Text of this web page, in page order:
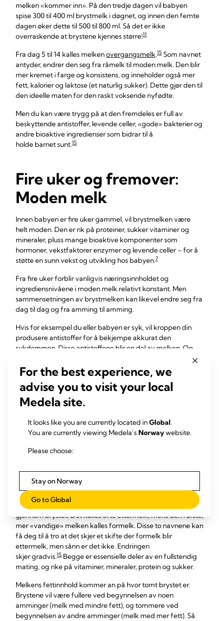
melken «kommer inn». På den tredje dagen vil babyen
spise 300 til 400 ml brystmelk i døgnet, og innen den femte
dagen øker dette til 500 til 800 ml. Så det er ikke
overraskende at brystene kjennes større!11
Fra dag 5 til 14 kalles melkenovergangsmelk.15 Som navnet
antyder, endrer den seg fra råmelk til moden melk. Den blir
mer kremet i farge og konsistens, og inneholder også mer
fett, kalorier og laktose (et naturlig sukker). Dette gjør den til
den ideelle maten for den raskt voksende nyfødte.
Men du kan være trygg på at den fremdeles er full av
beskyttende antistoffer, levende celler, «gode» bakterier og
andre bioaktive ingredienser som bidrar til å
holde barnet sunt.15
Fire uker og fremover:
Moden melk
Innen babyen er fire uker gammel, vil brystmelken være
helt moden. Den er rik på proteiner, sukker vitaminer og
mineraler, pluss mange bioaktive komponenter som
hormoner, vekstfaktorer enzymer og levende celler – for å
støtte en sunn vekst og utvikling hos babyen.7
Fra fire uker forblir vanligvis næringsinnholdet og
ingrediensnivåene i moden melk relativt konstant. Men
sammensetningen av brystmelken kan likevel endre seg fra
dag til dag og fra amming til amming.
Hvis for eksempel du eller babyen er syk, vil kroppen din
produsere antistoffer for å bekjempe akkurat den
sykdommen. Disse antistoffene blir en del av melken. Og
munnen, vil nivåene av beskyttende, bakteriebekjempende
enzymer i melken øke. 16Denne variasjonen i brystmelkens
sammensetning viser hvordan den tilpasser seg babyens
skiftende behov.
Hva er formelk og
ettermelk?
Du legger kanskje merke til at melken virker tykkere og mer
kremet mot slutten av en amming. Dette er fordi
fettsammensetningen gradvis øker i løpet av en amming,
på grunn av mekanismen som får melken til å renne
gjennom brystet. Det kalles ofte ettermelk, mens den første,
mer «vandige» melken kalles formelk. Disse to navnene kan
få deg til å tro at det skjer et skifte der formelk blir
ettermelk, men sånn er det ikke. Endringen
skjer gradvis.15 Begge er essensielle deler av en fullstendig
mating, og rike på vitaminer, mineraler, protein og sukker.
Melkens fettinnhold kommer an på hvor tomt brystet er.
Brystene vil være fullere ved begynnelsen av noen
amminger (melk med mindre fett), og tommere ved
begynnelsen av andre amminger (melk med mer fett). Så
For the best experience, we
advise you to visit your local
Medela site.
It looks like you are currently located inGlobal.
You are currently viewing Medela’sNorwaywebsite.
Please choose:
Stay on Norway
Go to Global